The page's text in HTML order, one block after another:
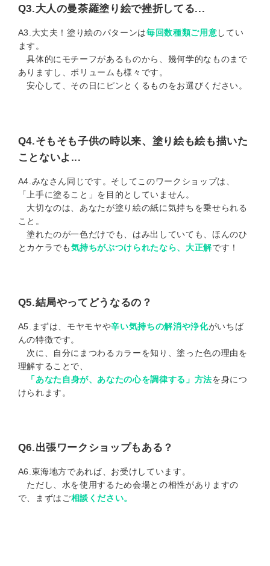
Q3.大人の曼荼羅塗り絵で挫折してる...
A3.大丈夫！塗り絵のパターンは毎回数種類ご用意してい
ます。
具体的にモチーフがあるものから、幾何学的なものまで
ありますし、ボリュームも様々です。
安心して、その日にピンとくるものをお選びください。
Q4.そもそも子供の時以来、塗り絵も絵も描いた
ことないよ...
A4.みなさん同じです。そしてこのワークショップは、
「上手に塗ること」を目的としていません。
大切なのは、あなたが塗り絵の紙に気持ちを乗せられる
こと。
塗れたのが一色だけでも、はみ出していても、ほんのひ
とカケラでも気持ちがぶつけられたなら、大正解です！
Q5.結局やってどうなるの？
A5.まずは、モヤモヤや辛い気持ちの解消や浄化がいちば
んの特徴です。
次に、自分にまつわるカラーを知り、塗った色の理由を
理解することで、
「あなた自身が、あなたの心を調律する 」方法を身につ
けられます。
Q6.出張ワークショップもある？
A6.東海地方であれば、お受けしています。
ただし、水を使用するため会場との相性がありますの
で、まずはご相談ください。